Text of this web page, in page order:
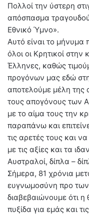
Πολλοί την ύστερη
απόσπασμα
Εθνικό Ύμνο».
Αυτό είναι το
όλοι οι Κρητικοί
Έλληνες, καθώς
προγόνων μας εδώ
αποτελούμε μέλη της
τους απογόνους των
με το αίμα τους την
παραπάνω και
τις αρετές τους και
με τις αξίες και τα
Αυστραλοί, δίπλα –
Σήμερα, 81 χρόνια
ευγνωμοσύνη προ
διαβεβαιώνουμε ότι
πυξίδα για εμάς και